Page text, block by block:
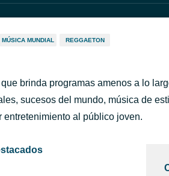
Sol
(Featuring Pee Wee Gonzalez)
MÚSICA MUNDIAL REGGAETON
brinda programas amenos a lo
sucesos del mundo, música de
entretenimiento al público joven.